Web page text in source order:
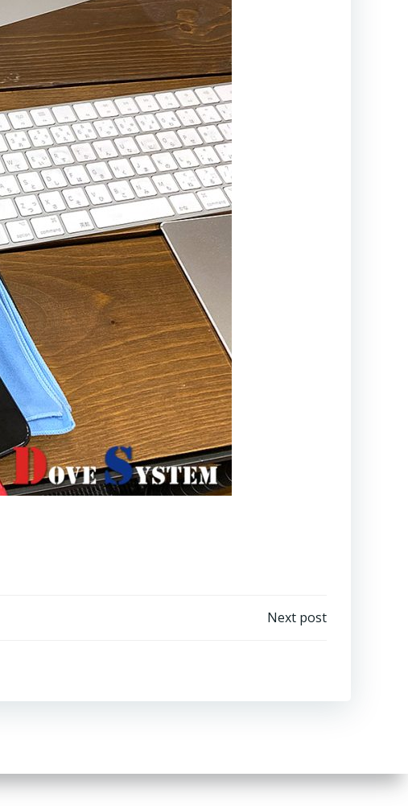
Next post